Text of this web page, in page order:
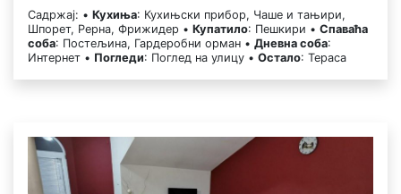
Садржај: • Кухиња: Кухињски прибор, Чаше и тањири,
Шпорет, Рерна, Фрижидер • Купатило: Пешкири • Спаваћа
соба: Постељина, Гардеробни орман • Дневна соба:
Интернет • Погледи: Поглед на улицу • Остало: Тераса